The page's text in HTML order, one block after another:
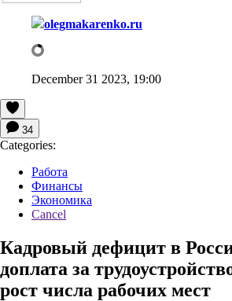
olegmakarenko.ru
December 31 2023, 19:00
34
Categories:
Работа
Финансы
Экономика
Cancel
Кадровый дефицит в
доплата за
рост числа рабочих мест